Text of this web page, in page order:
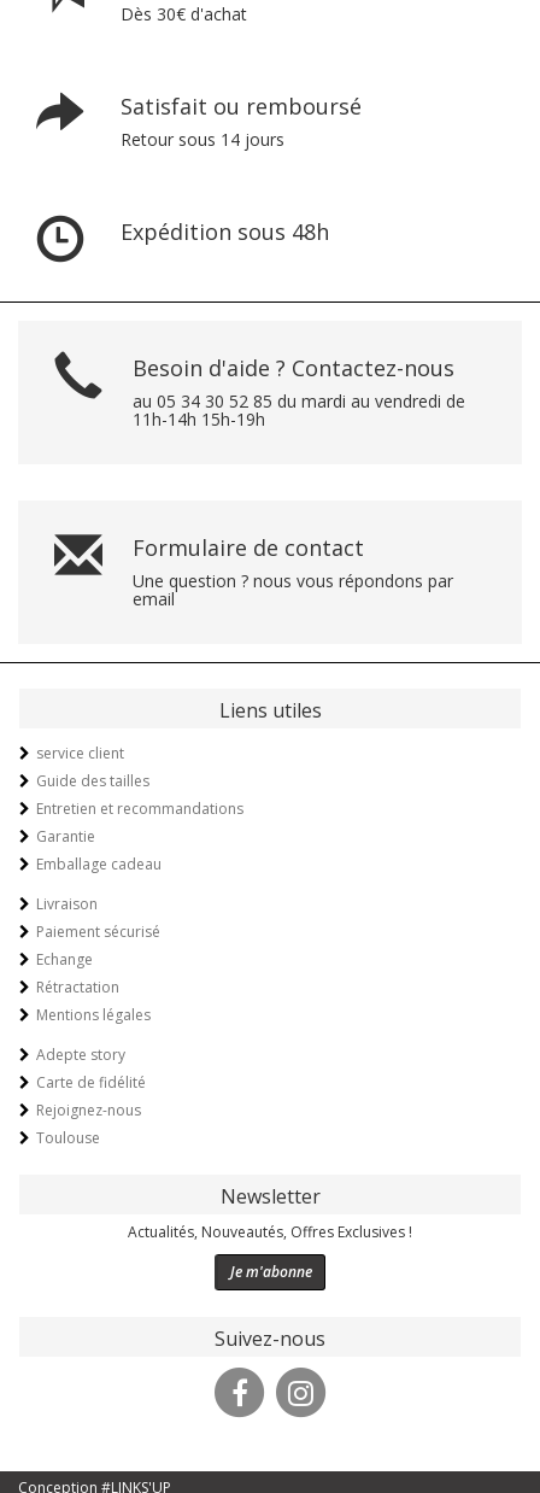
Dès 30€ d'achat
Satisfait ou remboursé
Retour sous 14 jours
Expédition sous 48h
Besoin d'aide ? Contactez-nous
au 05 34 30 52 85 du mardi au vendredi de
11h-14h 15h-19h
Formulaire de contact
Une question ? nous vous répondons par
email
Liens utiles
service client
Guide des tailles
Entretien et recommandations
Garantie
Emballage cadeau
Livraison
Paiement sécurisé
Echange
Rétractation
Mentions légales
Adepte story
Carte de fidélité
Rejoignez-nous
Toulouse
Newsletter
Actualités, Nouveautés, Offres Exclusives !
Je m'abonne
Suivez-nous
Conception #LINKS'UP